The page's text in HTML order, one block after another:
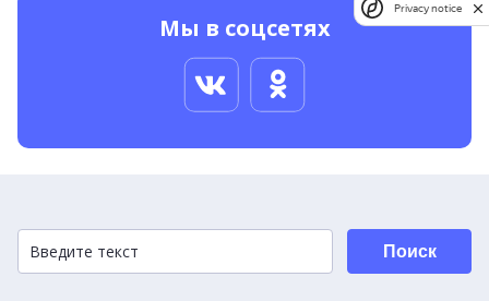
Мы в соцсетях
Поиск
Privacy notice